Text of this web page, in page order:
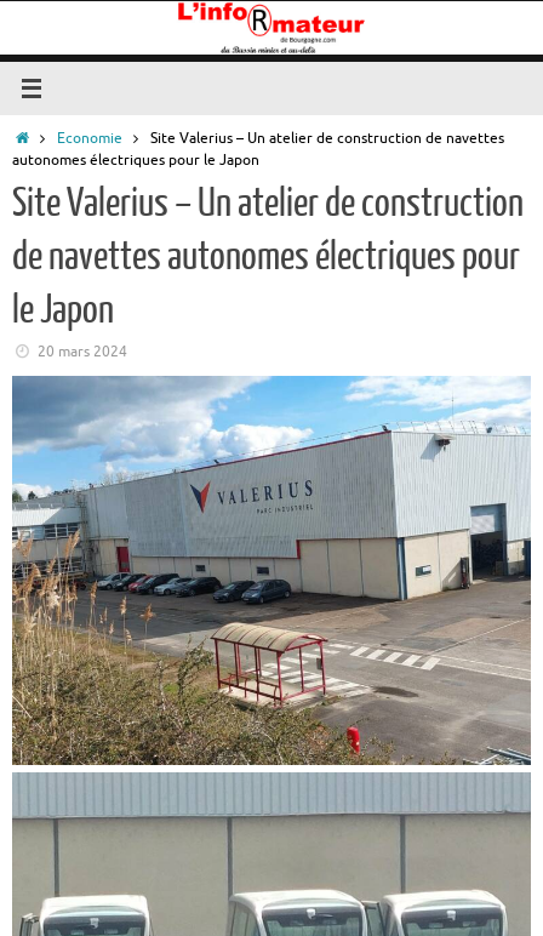
contenu
AccueilEconomie
Site Valerius – Un atelier de construction de navettes
autonomes électriques pour le Japon
Site Valerius – Un atelier de construction
de navettes autonomes électriques pour
le Japon
20 mars 2024